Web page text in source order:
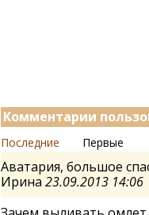
Комментарии
Последние Первые
Аватария, большое
Ирина 23.09.2013 14:06